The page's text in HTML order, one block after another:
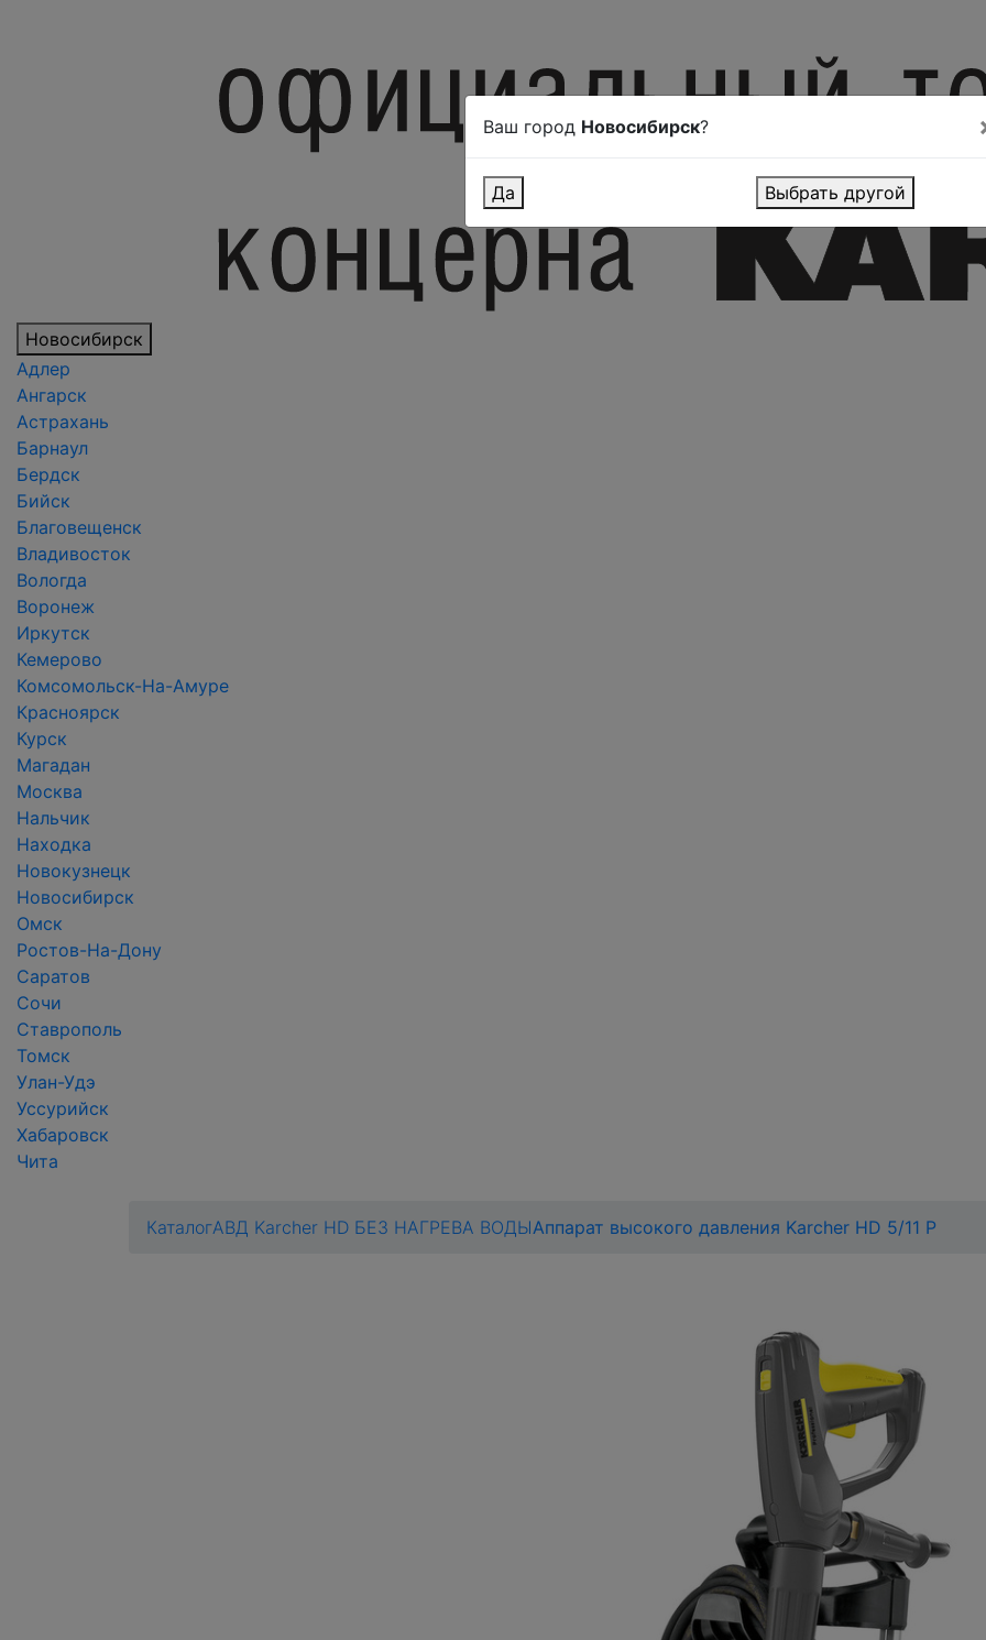
Новосибирск
Адлер
Ангарск
Астрахань
Барнаул
Бердск
Бийск
Благовещенск
Владивосток
Вологда
Воронеж
Иркутск
Кемерово
Комсомольск-На-Амуре
Красноярск
Курск
Магадан
Москва
Нальчик
Находка
Новокузнецк
Новосибирск
Омск
Ростов-На-Дону
Саратов
Сочи
Ставрополь
Томск
Улан-Удэ
Уссурийск
Хабаровск
Чита
КаталогАВД Karcher HD БЕЗ НАГРЕВА ВОДЫАппарат высокого давления Karcher HD 5/11 P
Ваш город Новосибирск?
Да Выбрать другой